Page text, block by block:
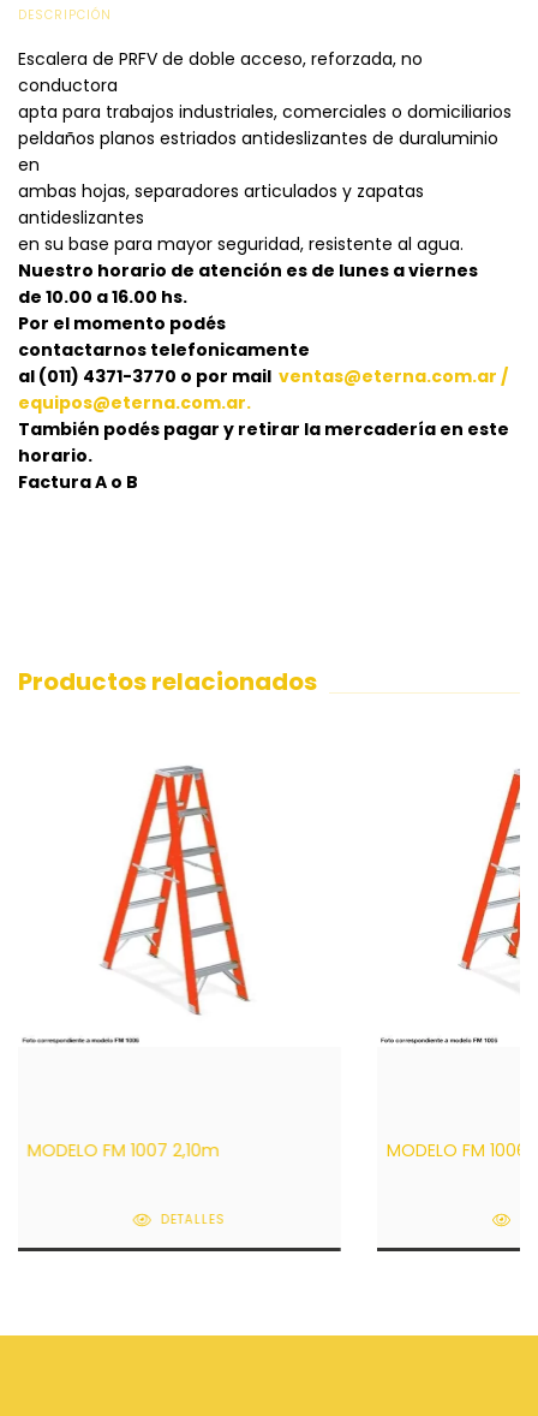
DESCRIPCIÓN
Escalera de PRFV de doble acceso, reforzada, no
conductora
apta para trabajos industriales, comerciales o domiciliarios
peldaños planos estriados antideslizantes de duraluminio
en
ambas hojas, separadores articulados y zapatas
antideslizantes
en su base para mayor seguridad, resistente al agua.
Nuestro horario de atención es de lunes a viernes
de 10.00 a 16.00 hs.
Por el momento podés
contactarnos telefonicamente
al (011) 4371-3770 o por mail ventas@eterna.com.ar /
equipos@eterna.com.ar.
También podés pagar y retirar la mercadería en este
horario.
Factura A o B
Productos relacionados
MODELO FM 1007 2,10m
DETALLES
MODELO FM 1006